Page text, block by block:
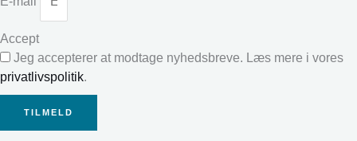
Accept
Jeg accepterer at modtage nyhedsbreve. Læs mere i vores
privatlivspolitik.
TILMELD